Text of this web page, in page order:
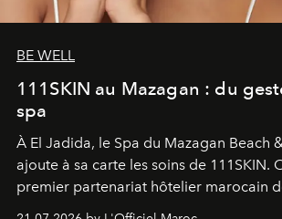
BE WELL
111SKIN au Mazagan : du
spa
À El Jadida, le Spa du Mazagan Beach
ajoute à sa carte les soins de 111SKIN.
premier partenariat hôtelier marocain
britannique, née dans un cabinet de